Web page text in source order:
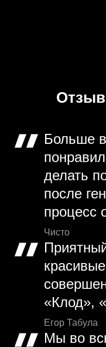
Больше
делать
после
процесс
Чисто
«Клод»,
Егор Табула
Мы во